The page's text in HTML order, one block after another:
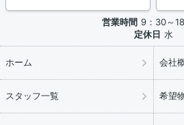
営業時間 9：30～
定休日 水
ホーム 会社
スタッフ一覧 希望